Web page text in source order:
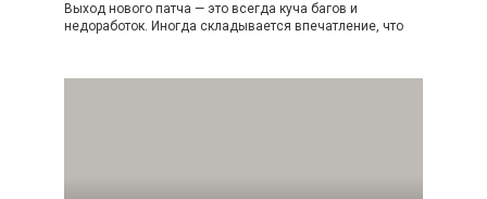
Выход нового патча — это всегда куча багов и
недоработок. Иногда складывается впечатление, что